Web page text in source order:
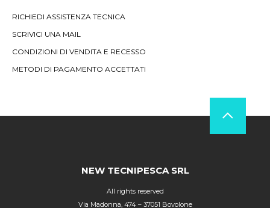
RICHIEDI ASSISTENZA TECNICA
SCRIVICI UNA MAIL
CONDIZIONI DI VENDITA E RECESSO
METODI DI PAGAMENTO ACCETTATI
NEW TECNIPESCA SRL
All rights reserved
Via Madonna, 474 – 37051 Bovolone